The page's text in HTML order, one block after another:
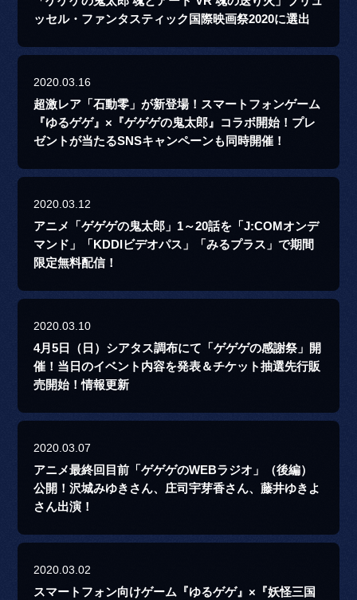
ッセル・ファンタスティック国際映画祭2020に選出
2020.03.16
超激レア「石動零」が新登場！スマートフォンゲーム
『ゆるゲゲ』×『ゲゲゲの鬼太郎』コラボ開始！プレ
ゼントが当たるSNSキャンペーンも同時開催！
2020.03.12
アニメ「ゲゲゲの鬼太郎」1～20話を「J:COMオンデ
マンド」「KDDIビデオパス」「みるプラス」で期間
限定無料配信！
2020.03.10
4月5日（日）シアタス調布にて「ゲゲゲの感謝祭」開
催！当日のイベント内容を発表＆チケット抽選先行販
売開始！情報更新
2020.03.07
アニメ最終回目前「ゲゲゲのWEBラジオ」（後編）
公開！沢城みゆきさん、庄司宇芽香さん、藤井ゆきよ
さん出演！
2020.03.02
スマートフォン向けゲーム『ゆるゲゲ』×『妖怪三国